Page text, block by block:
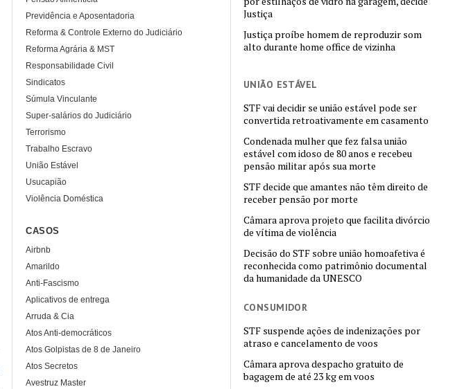
Justiça
Justiça proíbe homem de reproduzir som
alto durante home office de vizinha
UNIÃO ESTÁVEL
STF vai decidir se união estável pode ser
convertida retroativamente em casamento
Condenada mulher que fez falsa união
estável com idoso de 80 anos e recebeu
pensão militar após sua morte
STF decide que amantes não têm direito de
receber pensão por morte
Câmara aprova projeto que facilita divórcio
de vítima de violência
Decisão do STF sobre união homoafetiva é
reconhecida como patrimônio documental
da humanidade da UNESCO
CONSUMIDOR
STF suspende ações de indenizações por
atraso e cancelamento de voos
Câmara aprova despacho gratuito de
bagagem de até 23 kg em voos
Previdência e Aposentadoria
Reforma & Controle Externo do Judiciário
Reforma Agrária & MST
Responsabilidade Civil
Sindicatos
Súmula Vinculante
Super-salários do Judiciário
Terrorismo
Trabalho Escravo
União Estável
Usucapião
Violência Doméstica
CASOS
Airbnb
Amarildo
Anti-Fascismo
Aplicativos de entrega
Arruda & Cia
Atos Anti-democráticos
Atos Golpistas de 8 de Janeiro
Atos Secretos
Avestruz Master